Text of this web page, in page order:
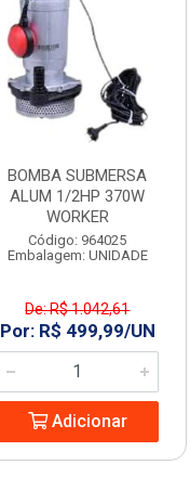
BOMBA SUBMERSA
ALUM 1/2HP 370W
WORKER
Código: 964025
Embalagem: UNIDADE
De: R$ 1.042,61
Por: R$ 499,99/UN
Adicionar